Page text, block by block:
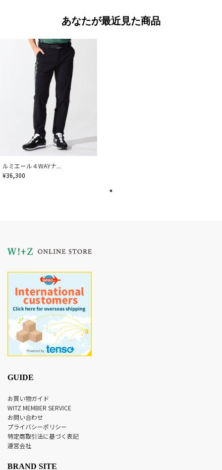
あなたが最近見た商品
ルミエール４WAYナ...
¥36,300
GUIDE
お買い物ガイド
WITZ MEMBER SERVICE
お問い合わせ
プライバシーポリシー
特定商取引法に基づく表記
運営会社
BRAND SITE